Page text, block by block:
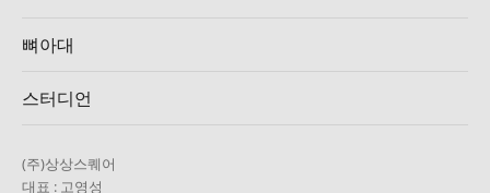
뼈아대
스터디언
(주)상상스퀘어
대표 : 고영성